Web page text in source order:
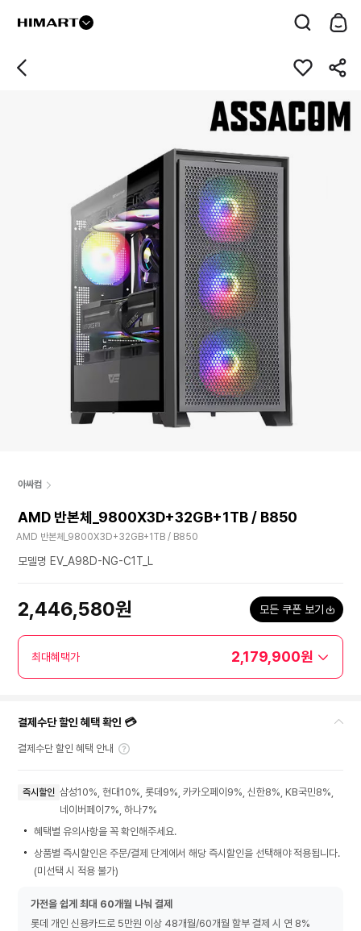
아싸컴
AMD 반본체_9800X3D+32GB+1TB / B850
AMD 반본체_9800X3D+32GB+1TB / B850
모델명 EV_A98D-NG-C1T_L
2,446,580원 모든 쿠폰 보기
최대혜택가 2,179,900원
결제수단 할인 혜택 확인 💳
결제수단 할인 혜택 안내
즉시할인 삼성10%, 현대10%, 롯데9%, 카카오페이9%, 신한8%, KB국민8%,
네이버페이7%, 하나7%
혜택별 유의사항을 꼭 확인해주세요.
상품별 즉시할인은 주문/결제 단계에서 해당 즉시할인을 선택해야 적용됩니다.
(미선택 시 적용 불가)
가전을 쉽게 최대 60개월 나눠 결제
롯데 개인 신용카드로 5만원 이상 48개월/60개월 할부 결제 시 연 8%